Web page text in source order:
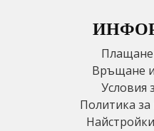
Плащане
Връщане
Условия
Политика